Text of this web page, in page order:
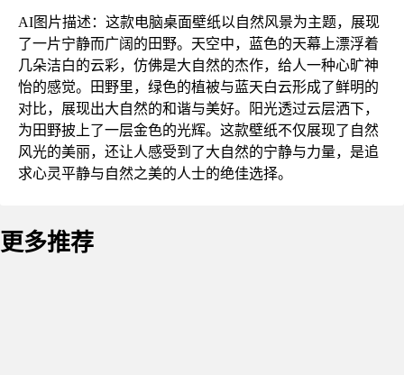
AI图片描述：这款电脑桌面壁纸以自然风景为主题，展现
了一片宁静而广阔的田野。天空中，蓝色的天幕上漂浮着
几朵洁白的云彩，仿佛是大自然的杰作，给人一种心旷神
怡的感觉。田野里，绿色的植被与蓝天白云形成了鲜明的
对比，展现出大自然的和谐与美好。阳光透过云层洒下，
为田野披上了一层金色的光辉。这款壁纸不仅展现了自然
风光的美丽，还让人感受到了大自然的宁静与力量，是追
求心灵平静与自然之美的人士的绝佳选择。
更多推荐